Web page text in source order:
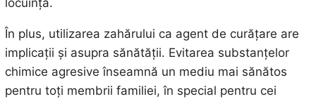
locuință.
În plus, utilizarea zahărului ca agent de curățare are
implicații și asupra sănătății. Evitarea substanțelor
chimice agresive înseamnă un mediu mai sănătos
pentru toți membrii familiei, în special pentru cei